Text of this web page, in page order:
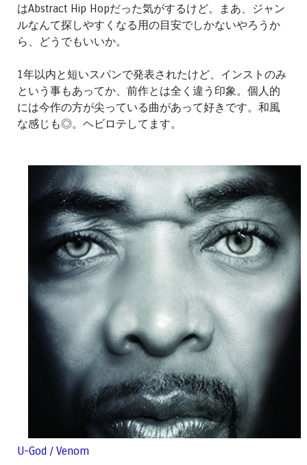
はAbstract Hip Hopだった気がするけど。まあ、ジャン
ルなんて探しやすくなる用の目安でしかないやろうか
ら、どうでもいいか。
1年以内と短いスパンで発表されたけど、インストのみ
という事もあってか、前作とは全く違う印象。個人的
には今作の方が尖っている曲があって好きです。和風
な感じも◎。ヘビロテしてます。
U-God / Venom